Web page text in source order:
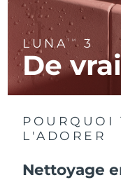
LUNATM 3
De
POURQUOI
L'ADORER
Nettoyage
R.A.S. chinoise de
Macao
Malaisie
Malte
Monaco